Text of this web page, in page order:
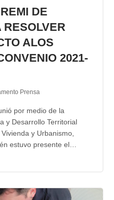
DE
RESOLVER
ALOS
2021-
Prensa
por medio de la
y Desarrollo Territorial
y Urbanismo,
estuvo presente el…